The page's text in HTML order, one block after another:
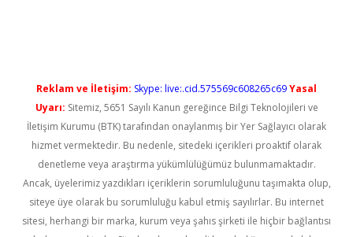
Reklam ve İletişim: Skype: live:.cid.575569c608265c69Yasal
Uyarı: Sitemiz, 5651 Sayılı Kanun gereğince Bilgi Teknolojileri ve
İletişim Kurumu (BTK) tarafından onaylanmış bir Yer Sağlayıcı olarak
hizmet vermektedir. Bu nedenle, sitedeki içerikleri proaktif olarak
denetleme veya araştırma yükümlülüğümüz bulunmamaktadır.
Ancak, üyelerimiz yazdıkları içeriklerin sorumluluğunu taşımakta olup,
siteye üye olarak bu sorumluluğu kabul etmiş sayılırlar. Bu internet
sitesi, herhangi bir marka, kurum veya şahıs şirketi ile hiçbir bağlantısı